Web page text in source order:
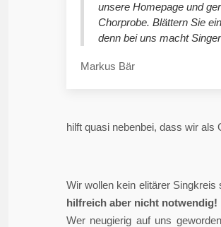
unsere Homepage und
Chorprobe. Blättern Sie
denn bei uns macht
Markus Bär
hilft quasi nebenbei, dass wir
Wir wollen kein elitärer
hilfreich aber nicht notwendig!
Wer neugierig auf uns